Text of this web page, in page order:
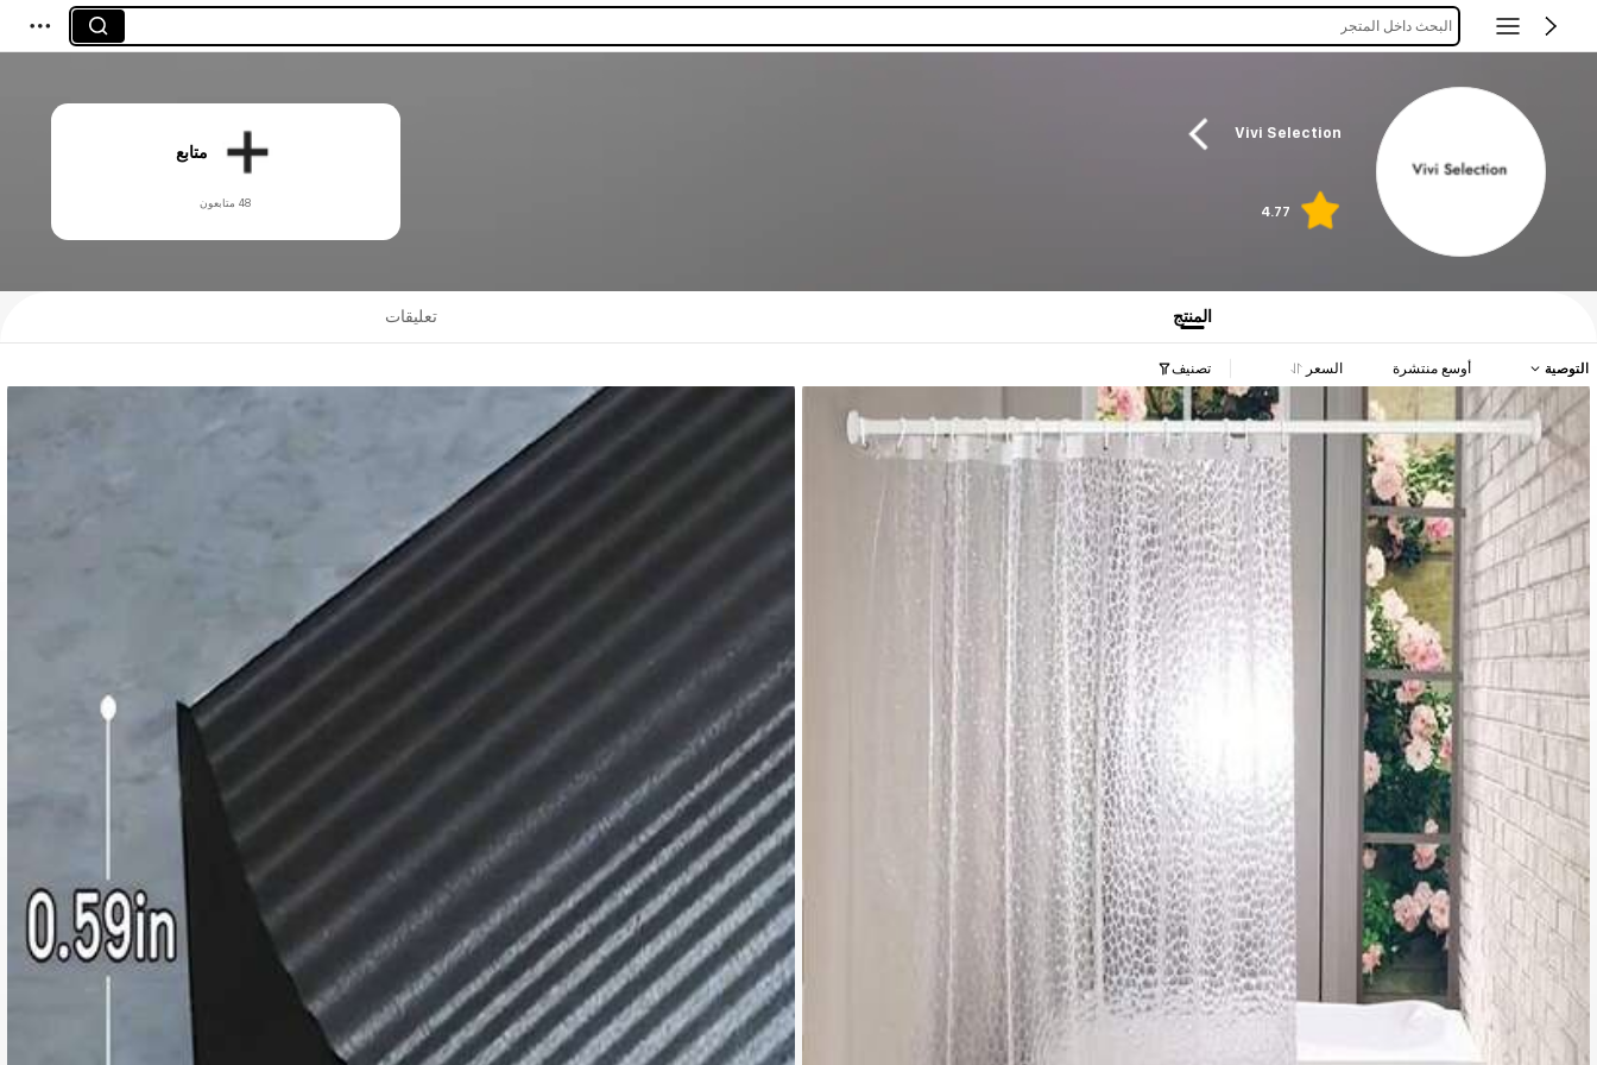
البحث داخل المتجر
Vivi Selection
4.77
متابع
48 متابعون
المنتج تعليقات
التوصية أوسع منتشرة السعر تصنيف